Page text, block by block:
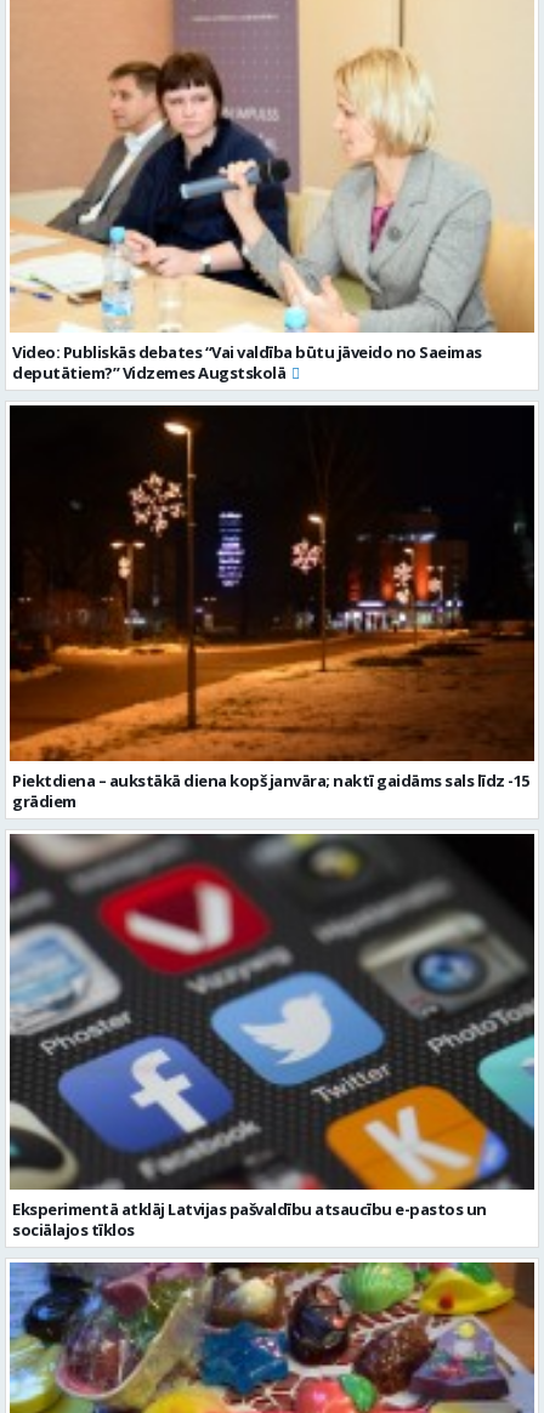
Video: Publiskās debates “Vai valdība būtu jāveido no Saeimas
deputātiem?” Vidzemes Augstskolā
Piektdiena – aukstākā diena kopš janvāra; naktī gaidāms sals līdz -15
grādiem
Eksperimentā atklāj Latvijas pašvaldību atsaucību e-pastos un
sociālajos tīklos